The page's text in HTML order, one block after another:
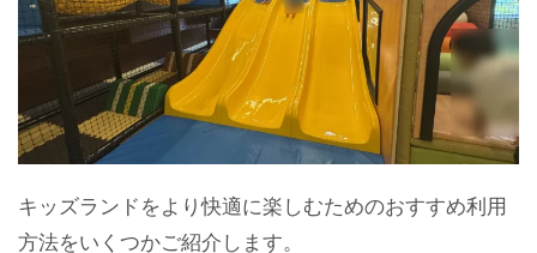
キッズランドをより快適に楽しむためのおすすめ利用
方法をいくつかご紹介します。